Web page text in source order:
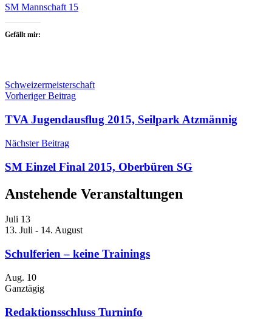
SM Mannschaft 15
Gefällt mir:
Schweizermeisterschaft
Beitragsnavigation
Vorheriger Beitrag
TVA Jugendausflug 2015, Seilpark Atzmännig
Nächster Beitrag
SM Einzel Final 2015, Oberbüren SG
Anstehende Veranstaltungen
Juli 13
13. Juli - 14. August
Schulferien – keine Trainings
Aug. 10
Ganztägig
Redaktionsschluss Turninfo